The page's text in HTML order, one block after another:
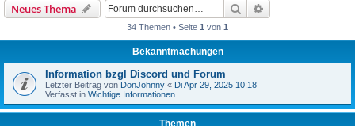
Neues Thema Suche
34 Themen • Seite 1 von 1
Bekanntmachungen
Information bzgl Discord und Forum
Letzter Beitrag von DonJohnny « Di Apr 29, 2025 10:18
Verfasst in Wichtige Informationen
Themen